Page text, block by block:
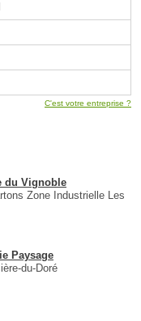
C'est votre entreprise ?
du Vignoble
Zone Industrielle Les
Paysage
du-Doré